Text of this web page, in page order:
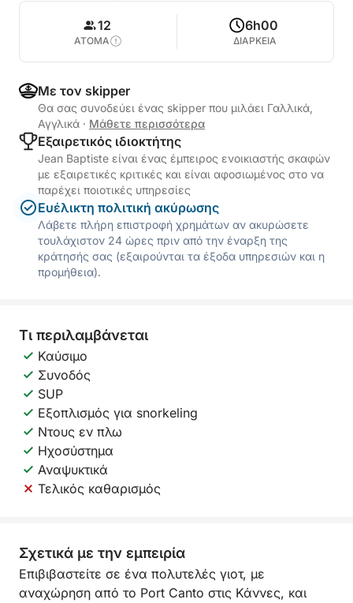
12
ΑΤΟΜΑ
6h00
ΔΙΑΡΚΕΙΑ
Με τον skipper
Θα σας συνοδεύει ένας skipper που μιλάει Γαλλικά,
Αγγλικά · Μάθετε περισσότερα
Εξαιρετικός ιδιοκτήτης
Jean Baptiste είναι ένας έμπειρος ενοικιαστής σκαφών
με εξαιρετικές κριτικές και είναι αφοσιωμένος στο να
παρέχει ποιοτικές υπηρεσίες
Ευέλικτη πολιτική ακύρωσης
Λάβετε πλήρη επιστροφή χρημάτων αν ακυρώσετε
τουλάχιστον 24 ώρες πριν από την έναρξη της
κράτησής σας (εξαιρούνται τα έξοδα υπηρεσιών και η
προμήθεια).
Τι περιλαμβάνεται
Καύσιμο
Συνοδός
SUP
Εξοπλισμός για snorkeling
Ντους εν πλω
Ηχοσύστημα
Αναψυκτικά
Τελικός καθαρισμός
Σχετικά με την εμπειρία
Επιβιβαστείτε σε ένα πολυτελές γιοτ, με
αναχώρηση από το Port Canto στις Κάννες, και